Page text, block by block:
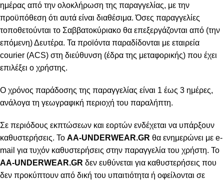
ημέρας από την ολοκλήρωση της παραγγελίας, με την
προϋπόθεση ότι αυτά είναι διαθέσιμα. Όσες παραγγελίες
τοποθετούνται το Σαββατοκύριακο θα επεξεργάζονται από (την
επόμενη) Δευτέρα. Τα προϊόντα παραδίδονται με εταιρεία
courier (ACS) στη διεύθυνση (έδρα της μεταφορικής) που έχει
επιλέξει ο χρήστης.
Ο χρόνος παράδοσης της παραγγελίας είναι 1 έως 3 ημέρες,
ανάλογα τη γεωγραφική περιοχή του παραλήπτη.
Σε περιόδους εκπτώσεων και εορτών ενδέχεται να υπάρξουν
καθυστερήσεις. Το AA-UNDERWEAR.GR θα ενημερώνει με e-
mail για τυχόν καθυστερήσεις στην παραγγελία του χρήστη. Το
AA-UNDERWEAR.GR δεν ευθύνεται για καθυστερήσεις που
δεν προκύπτουν από δική του υπαιτιότητα ή οφείλονται σε